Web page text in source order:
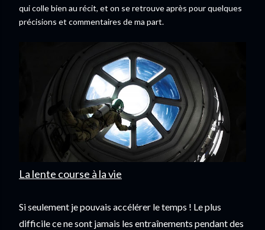
qui colle bien au récit, et on se retrouve après pour quelques
précisions et commentaires de ma part.
La lente course à la vie
Si seulement je pouvais accélérer le temps ! Le plus
difficile ce ne sont jamais les entraînements pendant des